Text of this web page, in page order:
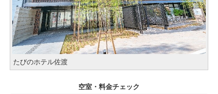
たびのホテル佐渡
空室・料金チェック